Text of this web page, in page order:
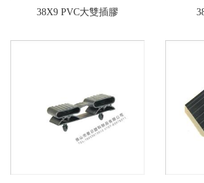
38X9 PVC大雙插膠